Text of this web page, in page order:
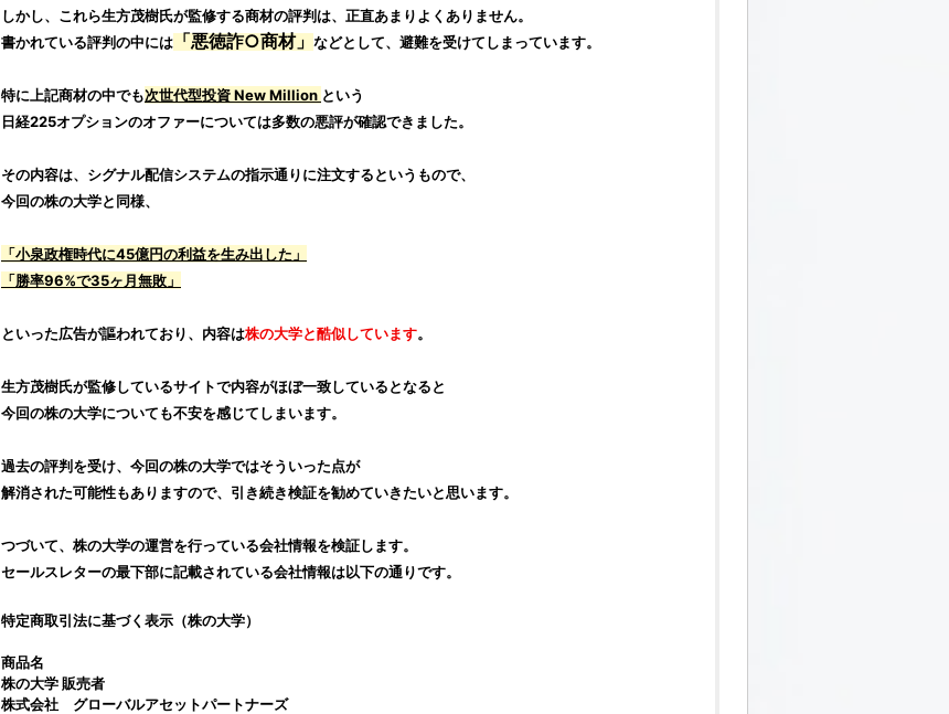
しかし、これら生方茂樹氏が監修する商材の評判は、正直あまりよくありません。
書かれている評判の中には 「悪徳詐○商材」 などとして、避難を受けてしまっています。
特に上記商材の中でも次世代型投資New Million という
日経225オプションのオファーについては多数の悪評が確認できました。
その内容は、 シグナル配信システムの指示通りに注文するというもので、
今回の株の大学と同様、
「小泉政権時代に45億円の利益を生み出した」
「勝率96%で35ヶ月無敗」
といった広告が謳われており、内容は株の大学と酷似しています。
生方茂樹氏が監修しているサイトで内容がほぼ一致しているとなると
今回の株の大学についても不安を感じてしまいます。
過去の評判を受け、今回の株の大学ではそういった点が
解消された可能性もありますので、引き続き検証を勧めていきたいと思います。
つづいて、 株の大学の運営を行っている会社情報を検証します。
セールスレターの最下部に記載されている会社情報は以下の通りです。
特定商取引法に基づく表示（株の大学）
商品名
株の大学 販売者
株式会社 グローバルアセットパートナーズ